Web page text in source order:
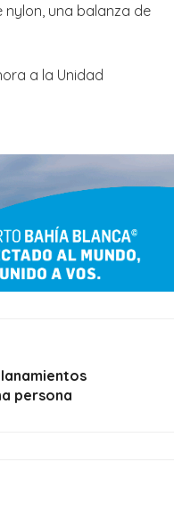
nylon, una balanza de
a la Unidad
persona